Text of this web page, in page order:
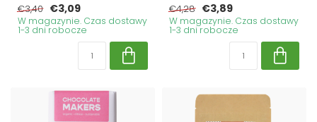
€3,40 €3,09
W magazynie. Czas dostawy
1-3 dni robocze
€4,28 €3,89
W magazynie. Czas dostawy
1-3 dni robocze